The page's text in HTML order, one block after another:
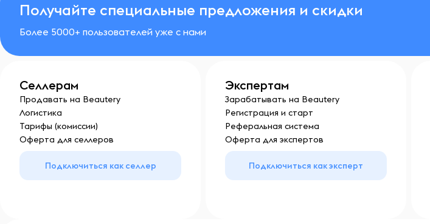
Получайте специальные предложения и скидки
Более 5000+ пользователей уже с нами
Селлерам
Продавать на Beautery
Логистика
Тарифы (комиссии)
Оферта для селлеров
Подключиться как селлер
Экспертам
Зарабатывать на Beautery
Регистрация и старт
Реферальная система
Оферта для экспертов
Подключиться как эксперт